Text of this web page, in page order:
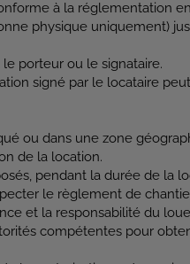
à la réglementation
physique uniquement)
porteur ou le signataire.
signé par le locataire
ou dans une zone
de la location.
pendant la durée de
le règlement de
et la responsabilité du
compétentes pour